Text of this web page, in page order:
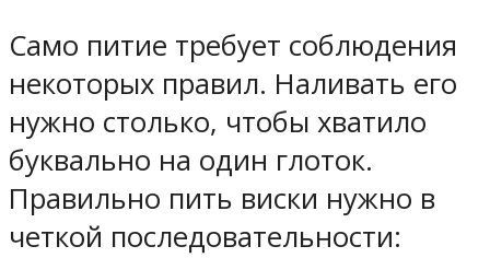
Само питие требует соблюдения
некоторых правил. Наливать его
нужно столько, чтобы хватило
буквально на один глоток.
Правильно пить виски нужно в
четкой последовательности: